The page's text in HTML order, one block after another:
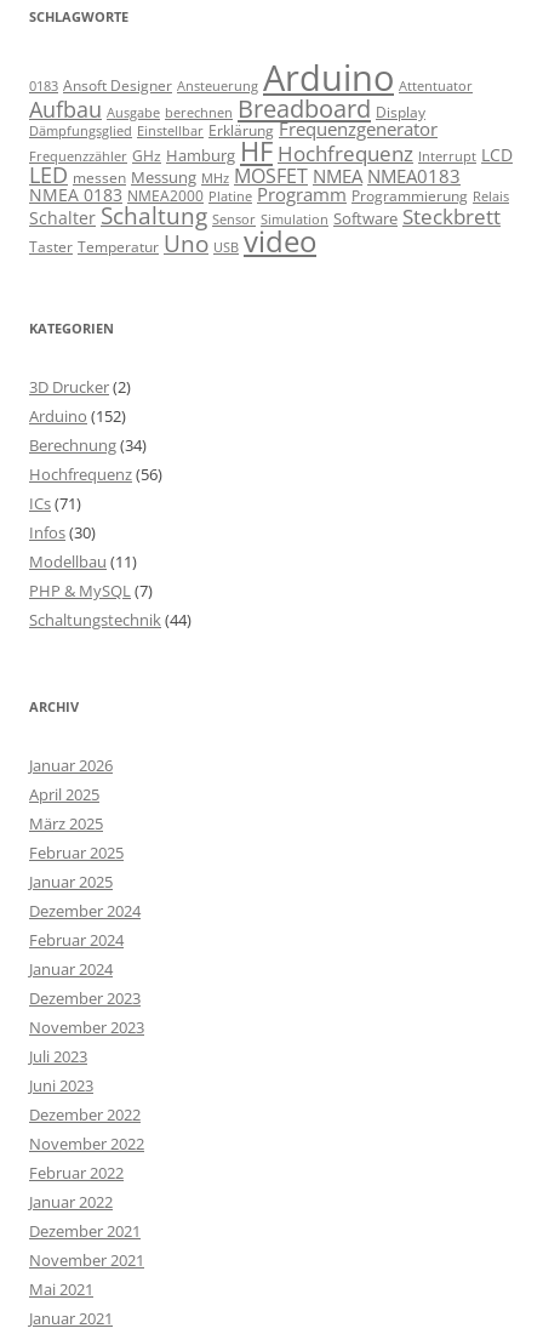
SCHLAGWORTE
0183 Ansoft Designer Ansteuerung Arduino Attentuator
Aufbau Ausgabe berechnen Breadboard Display
Dämpfungsglied Einstellbar Erklärung Frequenzgenerator
Frequenzzähler GHz Hamburg HF Hochfrequenz Interrupt LCD
LED messen Messung MHz MOSFET NMEA NMEA0183
NMEA 0183 NMEA2000 Platine Programm Programmierung Relais
Schalter Schaltung Sensor Simulation Software Steckbrett
Taster Temperatur Uno USB video
KATEGORIEN
3D Drucker(2)
Arduino (152)
Berechnung(34)
Hochfrequenz(56)
ICs(71)
Infos(30)
Modellbau (11)
PHP & MySQL(7)
Schaltungstechnik(44)
ARCHIV
Januar 2026
April 2025
März 2025
Februar 2025
Januar 2025
Dezember 2024
Februar 2024
Januar 2024
Dezember 2023
November 2023
Juli 2023
Juni 2023
Dezember 2022
November 2022
Februar 2022
Januar 2022
Dezember 2021
November 2021
Mai 2021
Januar 2021